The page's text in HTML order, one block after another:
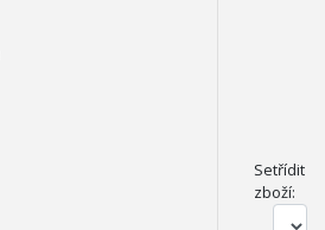
Setřídit
zboží: